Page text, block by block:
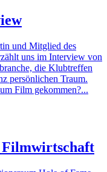
und Mitglied des
uns im Interview von
die Klubtreffen
persönlichen Traum.
Film gekommen?...
Filmwirtschaft